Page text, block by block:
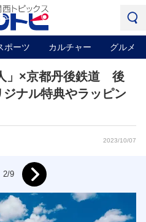
ポーツ カルチャー グルメ
」×京都丹後鉄道 後
ナル特典やラッピン
2023/10/07
2/9 Next